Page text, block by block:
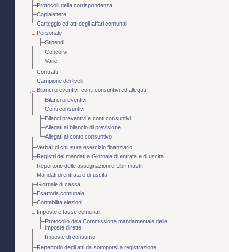
Protocolli della corrispondenza
Copialettere
Carteggio ed atti degli affari comunali
Personale
Stipendi
Concorsi
Varie
Contratti
Campione dei livelli
Bilanci preventivi, conti consuntivi ed allegati
Bilanci preventivi
Conti consuntivi
Bilanci preventivi e conti consuntivi
Allegati al bilancio di previsione
Allegati al conto consuntivo
Verbali di chiusura esercizio finanziario
Registri dei mandati e Giornale di entrata e di uscita
Repertorio delle assegnazioni e Libri mastri
Mandati di entrata e di uscita
Giornale di cassa
Esattoria comunale
Contabilità elezioni
Imposte e tasse comunali
Protocollo dela Commissione mandamentale delle
imposte dirette
Imposte di consumo
Repertorio degli atti da sottoporsi a registrazione